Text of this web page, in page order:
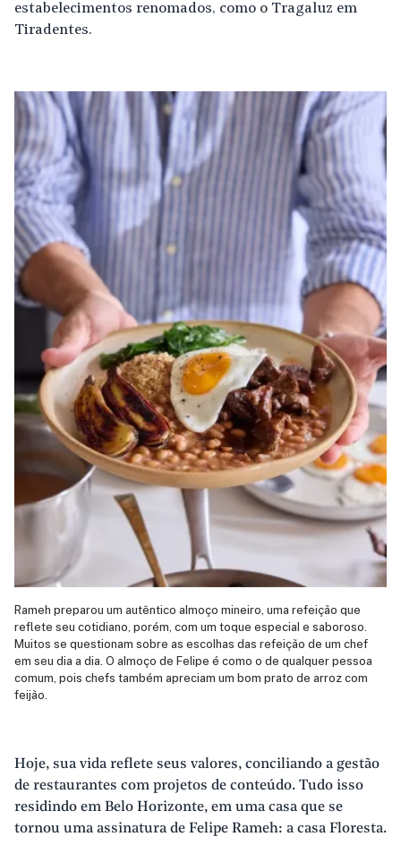
estabelecimentos renomados, como o Tragaluz em
Tiradentes.
Rameh preparou um autêntico almoço mineiro, uma refeição que
reflete seu cotidiano, porém, com um toque especial e saboroso.
Muitos se questionam sobre as escolhas das refeição de um chef
em seu dia a dia. O almoço de Felipe é como o de qualquer pessoa
comum, pois chefs também apreciam um bom prato de arroz com
feijão.
Hoje, sua vida reflete seus valores, conciliando a gestão
de restaurantes com projetos de conteúdo. Tudo isso
residindo em Belo Horizonte, em uma casa que se
tornou uma assinatura de Felipe Rameh: a casa Floresta.